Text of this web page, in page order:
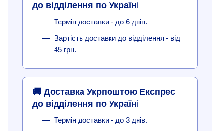
до відділення по Україні
Термін доставки - до 6 днів.
Вартість доставки до відділення - від
45 грн.
🚚 Доставка Укрпоштою Експрес
до відділення по Україні
Термін доставки - до 3 днів.